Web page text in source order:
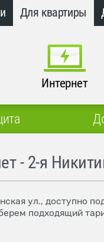
Для квартиры
Интернет
- 2-я
ул., доступно
подходящий